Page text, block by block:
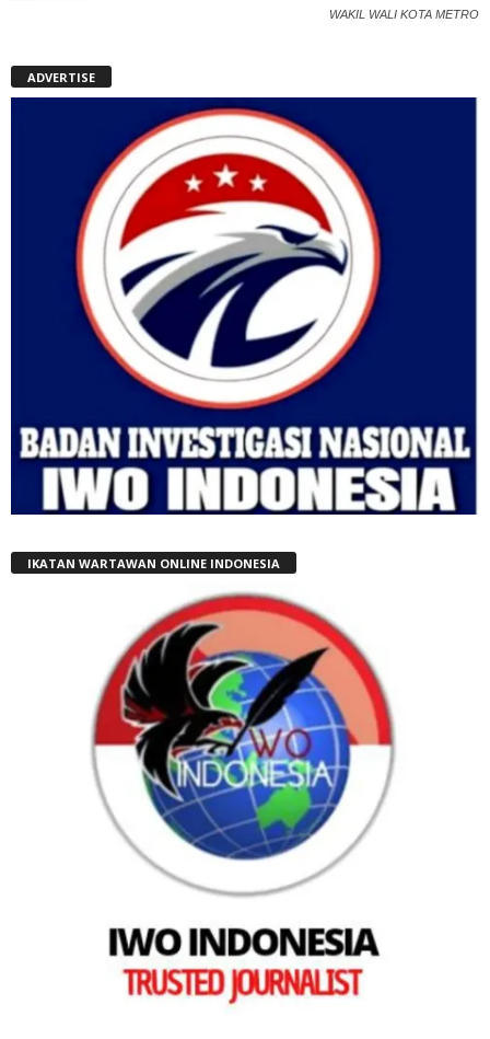
WAKIL WALI KOTA METRO
ADVERTISE
IKATAN WARTAWAN ONLINE INDONESIA